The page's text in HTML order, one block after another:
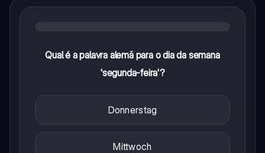
Qual é a palavra alemã para o dia da semana
'segunda-feira'?
Donnerstag
Mittwoch